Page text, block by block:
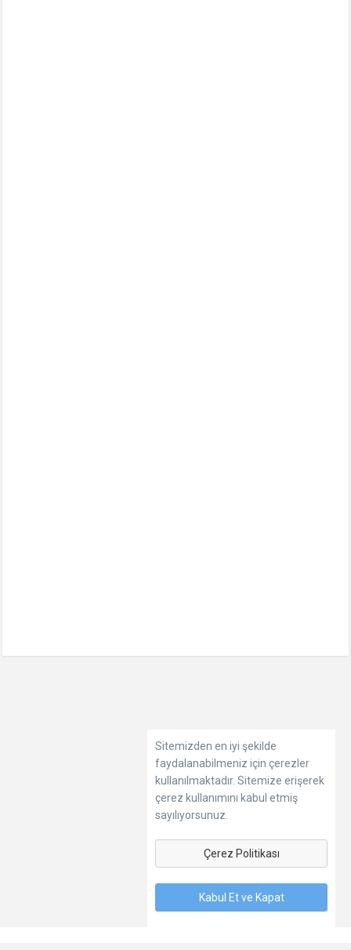
Sitemizden en iyi şekilde
faydalanabilmeniz için çerezler
kullanılmaktadır. Sitemize erişerek
çerez kullanımını kabul etmiş
sayılıyorsunuz.
Çerez Politikası
Kabul Et ve Kapat